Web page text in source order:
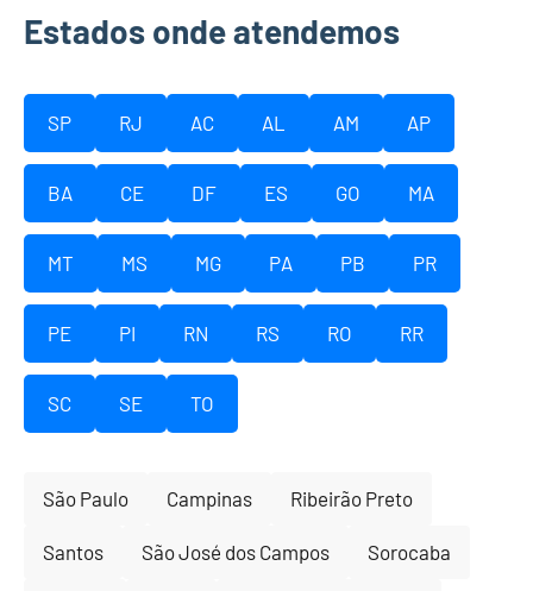
Estados onde atendemos
SP RJ AC AL AM AP
BA CE DF ES GO MA
MT MS MG PA PB PR
PE PI RN RS RO RR
SC SE TO
São Paulo Campinas Ribeirão Preto
Santos São José dos Campos Sorocaba